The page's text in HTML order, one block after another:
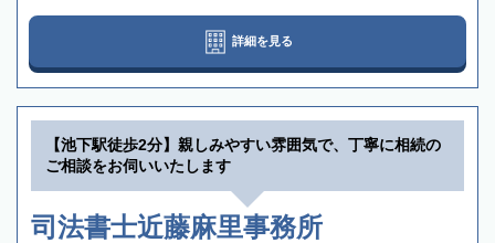
詳細を見る
【池下駅徒歩2分】親しみやすい雰囲気で、丁寧に相続の
ご相談をお伺いいたします
司法書士近藤麻里事務所